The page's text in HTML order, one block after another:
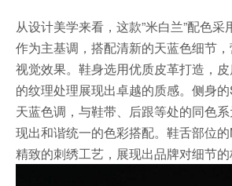
从设计美学来看，这款”米白兰”配色
作为主基调，搭配清新的天蓝色细节
视觉效果。鞋身选用优质皮革打造，
的纹理处理展现出卓越的质感。侧身
天蓝色调，与鞋带、后跟等处的同色
现出和谐统一的色彩搭配。鞋舌部位
精致的刺绣工艺，展现出品牌对细节的